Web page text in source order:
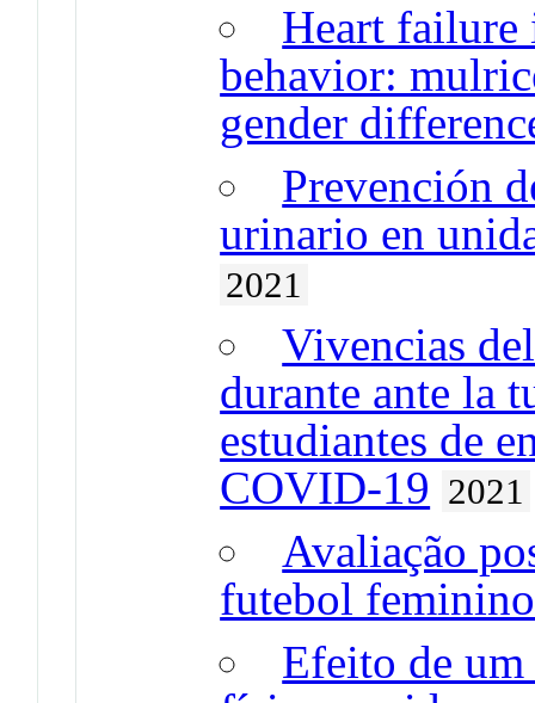
Heart failure
behavior:
gender
Prevención
urinario en
2021
Vivencias
durante ante la
estudiantes de
COVID-19 2021
Avaliação
futebol feminino
Efeito de